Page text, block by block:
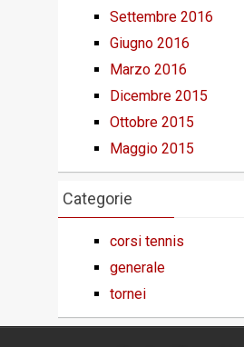
Settembre 2016
Giugno 2016
Marzo 2016
Dicembre 2015
Ottobre 2015
Maggio 2015
Categorie
corsi tennis
generale
tornei